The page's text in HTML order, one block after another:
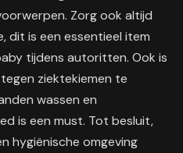
Zorg ook altijd
dit is een essentieel item
tijdens autoritten. Ook is
ziektekiemen te
wassen en
is een must. Tot besluit,
hygiënische omgeving